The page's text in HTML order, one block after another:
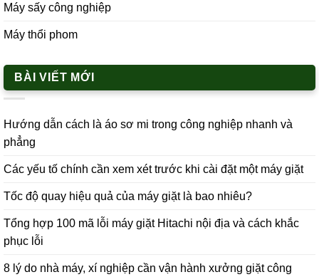
Máy sấy công nghiệp
Máy thổi phom
BÀI VIẾT MỚI
Hướng dẫn cách là áo sơ mi trong công nghiệp nhanh và
phẳng
Các yếu tố chính cần xem xét trước khi cài đặt một máy giặt
Tốc độ quay hiệu quả của máy giặt là bao nhiêu?
Tổng hợp 100 mã lỗi máy giặt Hitachi nội địa và cách khắc
phục lỗi
8 lý do nhà máy, xí nghiệp cần vận hành xưởng giặt công